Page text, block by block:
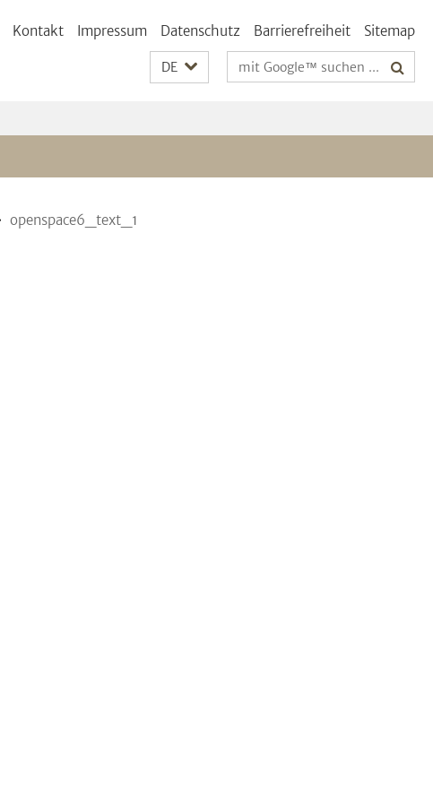
Kontakt Impressum Datenschutz Barrierefreiheit Sitemap
DE Suchbegriffe
openspace6_text_1